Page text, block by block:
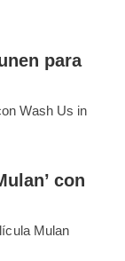
para
Wash Us in
con
Mulan